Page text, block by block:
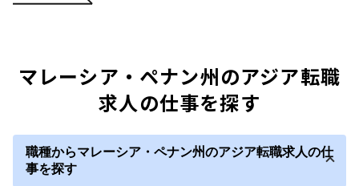
マレーシア・ペナン州のアジア転職
求人の仕事を探す
職種からマレーシア・ペナン州のアジア転職求人の仕
事を探す